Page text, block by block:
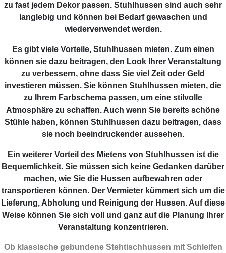
zu fast jedem Dekor passen. Stuhlhussen sind auch sehr
langlebig und können bei Bedarf gewaschen und
wiederverwendet werden.
Es gibt viele Vorteile, Stuhlhussen mieten. Zum einen
können sie dazu beitragen, den Look Ihrer Veranstaltung
zu verbessern, ohne dass Sie viel Zeit oder Geld
investieren müssen. Sie können Stuhlhussen mieten, die
zu Ihrem Farbschema passen, um eine stilvolle
Atmosphäre zu schaffen. Auch wenn Sie bereits schöne
Stühle haben, können Stuhlhussen dazu beitragen, dass
sie noch beeindruckender aussehen.
Ein weiterer Vorteil des Mietens von Stuhlhussen ist die
Bequemlichkeit. Sie müssen sich keine Gedanken darüber
machen, wie Sie die Hussen aufbewahren oder
transportieren können. Der Vermieter kümmert sich um die
Lieferung, Abholung und Reinigung der Hussen. Auf diese
Weise können Sie sich voll und ganz auf die Planung Ihrer
Veranstaltung konzentrieren.
Ob klassische gebundene Stehtischhussen mit Schleifen